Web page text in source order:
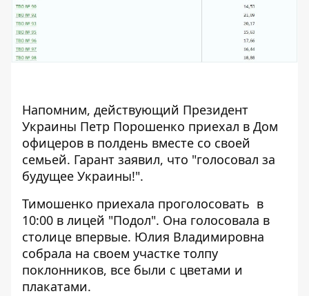
Напомним, действующий Президент
Украины Петр Порошенко приехал в Дом
офицеров в полдень вместе со своей
семьей. Гарант заявил, что "голосовал за
будущее Украины!".
Тимошенко приехала проголосовать в
10:00 в лицей "Подол". Она голосовала в
столице впервые. Юлия Владимировна
собрала на своем участке толпу
поклонников, все были с цветами и
плакатами.